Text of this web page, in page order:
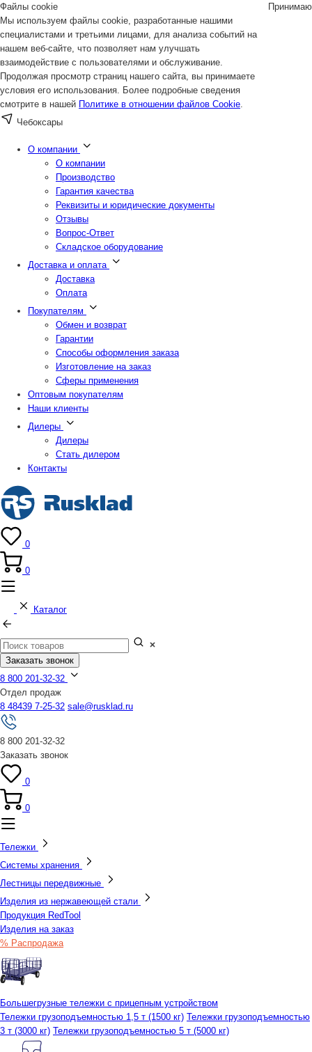
Файлы cookie
Мы используем файлы cookie, разработанные нашими
специалистами и третьими лицами, для анализа событий на
нашем веб-сайте, что позволяет нам улучшать
взаимодействие с пользователями и обслуживание.
Продолжая просмотр страниц нашего сайта, вы принимаете
условия его использования. Более подробные сведения
смотрите в нашей Политике в отношении файлов Cookie.
Принимаю
Чебоксары
О компании
О компании
Производство
Гарантия качества
Реквизиты и юридические документы
Отзывы
Вопрос-Ответ
Складское оборудование
Доставка и оплата
Доставка
Оплата
Покупателям
Обмен и возврат
Гарантии
Способы оформления заказа
Изготовление на заказ
Сферы применения
Оптовым покупателям
Наши клиенты
Дилеры
Дилеры
Стать дилером
Контакты
0
0
Каталог
Заказать звонок
8 800 201-32-32
Отдел продаж
8 48439 7-25-32 sale@rusklad.ru
8 800 201-32-32
Заказать звонок
0
0
Тележки
Системы хранения
Лестницы передвижные
Изделия из нержавеющей стали
Продукция RedTool
Изделия на заказ
% Распродажа
Большегрузные тележки с прицепным устройством
Тележки грузоподъемностью 1,5 т (1500 кг) Тележки грузоподъемностью
3 т (3000 кг) Тележки грузоподъемностью 5 т (5000 кг)